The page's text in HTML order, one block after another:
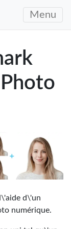
Menu
d\'un
numérique.